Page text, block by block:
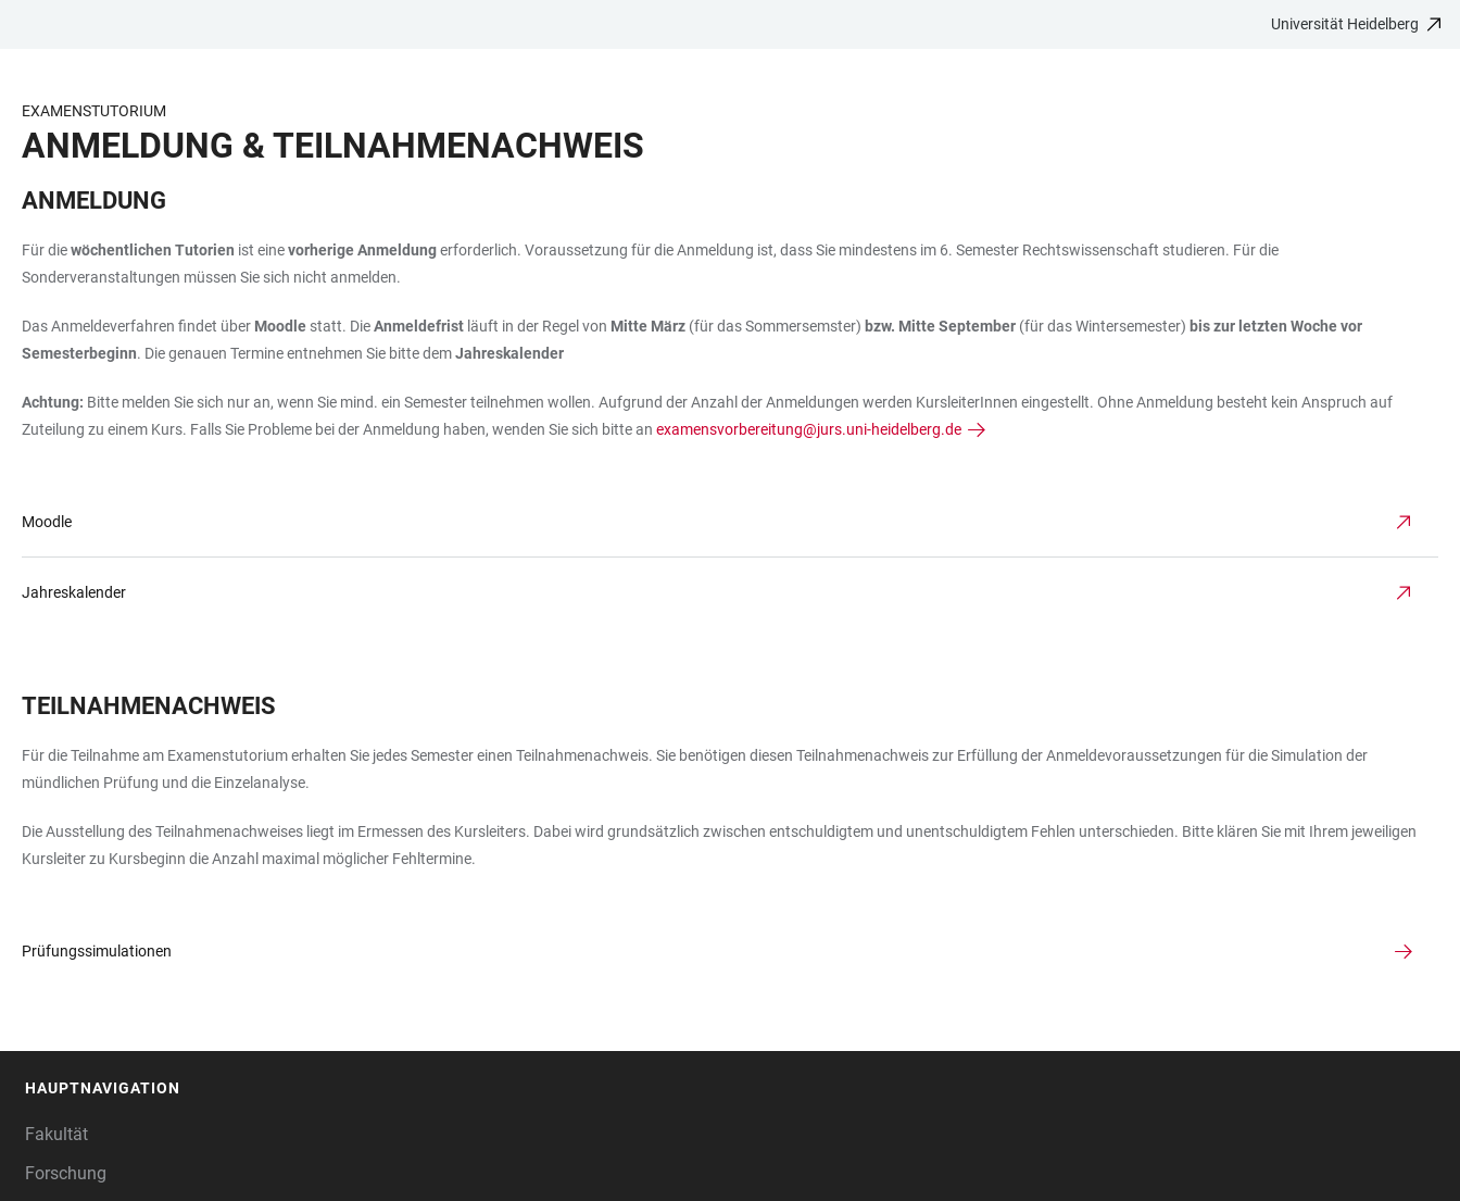
BARRIEREFREIHEIT
Universität Heidelberg
EXAMENSTUTORIUM
ANMELDUNG & TEILNAHMENACHWEIS
ANMELDUNG
Für diewöchentlichen Tutorien ist einevorherige Anmeldungerforderlich. Voraussetzung für die Anmeldung ist, dass Sie mindestens im 6. Semester Rechtswissenschaft studieren. Für die
Sonderveranstaltungen müssen Sie sich nicht anmelden.
Das Anmeldeverfahren findet über Moodle statt. DieAnmeldefrist läuft in der Regel von Mitte März (für das Sommersemster) bzw. Mitte September (für das Wintersemester) bis zur letzten Woche vor
Semesterbeginn. Die genauen Termine entnehmen Sie bitte demJahreskalender
Achtung: Bitte melden Sie sich nur an, wenn Sie mind. ein Semester teilnehmen wollen. Aufgrund der Anzahl der Anmeldungen werden KursleiterInnen eingestellt. Ohne Anmeldung besteht kein Anspruch auf
Zuteilung zu einem Kurs. Falls Sie Probleme bei der Anmeldung haben, wenden Sie sich bitte an examensvorbereitung@jurs.uni-heidelberg.de
Moodle
Jahreskalender
TEILNAHME­NACHWEIS
Für die Teilnahme am Examenstutorium erhalten Sie jedes Semester einen Teilnahmenachweis. Sie benötigen diesen Teilnahmenachweis zur Erfüllung der Anmeldevoraussetzungen für die Simulation der
mündlichen Prüfung und die Einzelanalyse.
Die Ausstellung des Teilnahmenachweises liegt im Ermessen des Kursleiters. Dabei wird grundsätzlich zwischen entschuldigtem und unentschuldigtem Fehlen unterschieden. Bitte klären Sie mit Ihrem jeweiligen
Kursleiter zu Kursbeginn die Anzahl maximal möglicher Fehltermine.
Prüfungssimulationen
HAUPTNAVIGATION
Fakultät
Forschung